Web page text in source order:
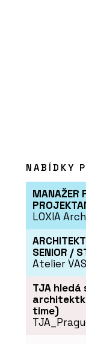
NABÍDKY
MANAŽER
LOXIA
SENIOR /
Atelier
TJA
time)